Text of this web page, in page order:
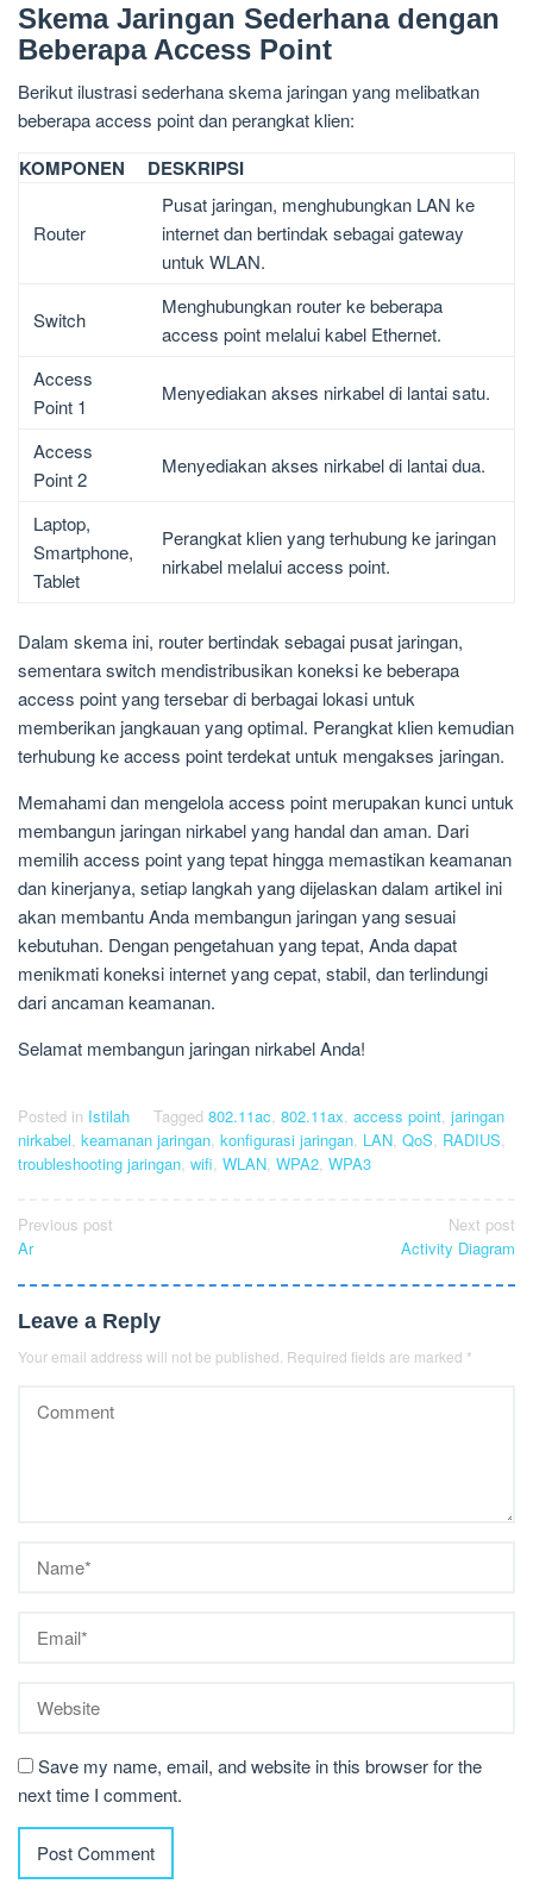
Skema Jaringan Sederhana dengan
Beberapa Access Point
Berikut ilustrasi sederhana skema jaringan yang melibatkan
beberapa access point dan perangkat klien:
KOMPONEN DESKRIPSI
Router
Pusat jaringan, menghubungkan LAN ke
internet dan bertindak sebagai gateway
untuk WLAN.
Switch
Menghubungkan router ke beberapa
access point melalui kabel Ethernet.
Access
Point 1
Menyediakan akses nirkabel di lantai satu.
Access
Point 2
Menyediakan akses nirkabel di lantai dua.
Laptop,
Smartphone,
Tablet
Perangkat klien yang terhubung ke jaringan
nirkabel melalui access point.
Dalam skema ini, router bertindak sebagai pusat jaringan,
sementara switch mendistribusikan koneksi ke beberapa
access point yang tersebar di berbagai lokasi untuk
memberikan jangkauan yang optimal. Perangkat klien kemudian
terhubung ke access point terdekat untuk mengakses jaringan.
Memahami dan mengelola access point merupakan kunci untuk
membangun jaringan nirkabel yang handal dan aman. Dari
memilih access point yang tepat hingga memastikan keamanan
dan kinerjanya, setiap langkah yang dijelaskan dalam artikel ini
akan membantu Anda membangun jaringan yang sesuai
kebutuhan. Dengan pengetahuan yang tepat, Anda dapat
menikmati koneksi internet yang cepat, stabil, dan terlindungi
dari ancaman keamanan.
Selamat membangun jaringan nirkabel Anda!
Posted in Istilah Tagged 802.11ac 802.11ax access point jaringan
nirkabel keamanan jaringan konfigurasi jaringan LAN QoS RADIUS
troubleshooting jaringan wifi WLAN WPA2 WPA3
Post
navigation
Previous post
Ar
Next post
Activity Diagram
Leave a Reply
Your email address will not be published. Required fields are marked *
Save my name, email, and website in this browser for the
next time I comment.